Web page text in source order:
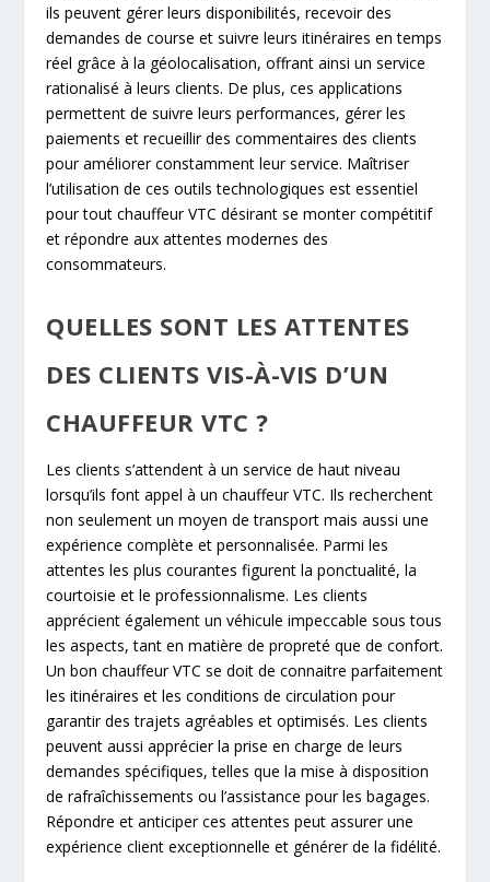
ils peuvent gérer leurs disponibilités, recevoir des
demandes de course et suivre leurs itinéraires en temps
réel grâce à la géolocalisation, offrant ainsi un service
rationalisé à leurs clients. De plus, ces applications
permettent de suivre leurs performances, gérer les
paiements et recueillir des commentaires des clients
pour améliorer constamment leur service. Maîtriser
l’utilisation de ces outils technologiques est essentiel
pour tout chauffeur VTC désirant se monter compétitif
et répondre aux attentes modernes des
consommateurs.
QUELLES SONT LES ATTENTES
DES CLIENTS VIS-À-VIS D’UN
CHAUFFEUR VTC ?
Les clients s’attendent à un service de haut niveau
lorsqu’ils font appel à un chauffeur VTC. Ils recherchent
non seulement un moyen de transport mais aussi une
expérience complète et personnalisée. Parmi les
attentes les plus courantes figurent la ponctualité, la
courtoisie et le professionnalisme. Les clients
apprécient également un véhicule impeccable sous tous
les aspects, tant en matière de propreté que de confort.
Un bon chauffeur VTC se doit de connaitre parfaitement
les itinéraires et les conditions de circulation pour
garantir des trajets agréables et optimisés. Les clients
peuvent aussi apprécier la prise en charge de leurs
demandes spécifiques, telles que la mise à disposition
de rafraîchissements ou l’assistance pour les bagages.
Répondre et anticiper ces attentes peut assurer une
expérience client exceptionnelle et générer de la fidélité.